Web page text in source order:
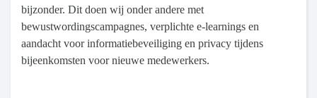
bijzonder. Dit doen wij onder andere met
bewustwordingscampagnes, verplichte e-learnings en
aandacht voor informatiebeveiliging en privacy tijdens
bijeenkomsten voor nieuwe medewerkers.